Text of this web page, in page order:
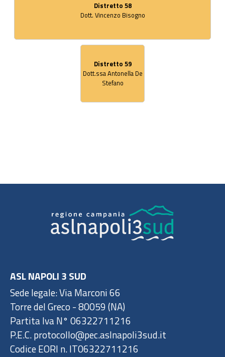
Distretto 58
Dott. Vincenzo Bisogno
Distretto 59
Dott.ssa Antonella De
Stefano
ASL NAPOLI 3 SUD
Sede legale: Via Marconi 66
Torre del Greco - 80059 (NA)
Partita Iva N° 06322711216
P.E.C. protocollo@pec.aslnapoli3sud.it
Codice EORI n. IT06322711216